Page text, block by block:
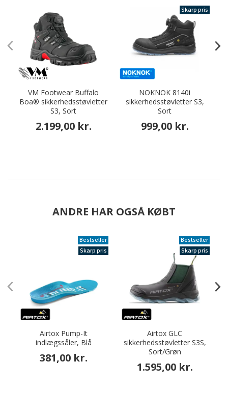
VM Footwear Buffalo
Boa® sikkerhedsstøvletter
S3, Sort
2.199,00 kr.
Skarp pris
NOKNOK 8140i
sikkerhedsstøvletter S3,
Sort
999,00 kr.
ANDRE HAR OGSÅ KØBT
Bestseller
Skarp pris
Airtox Pump-It
indlægssåler, Blå
381,00 kr.
Bestseller
Skarp pris
Airtox GLC
sikkerhedsstøvletter S3S,
Sort/Grøn
1.595,00 kr.